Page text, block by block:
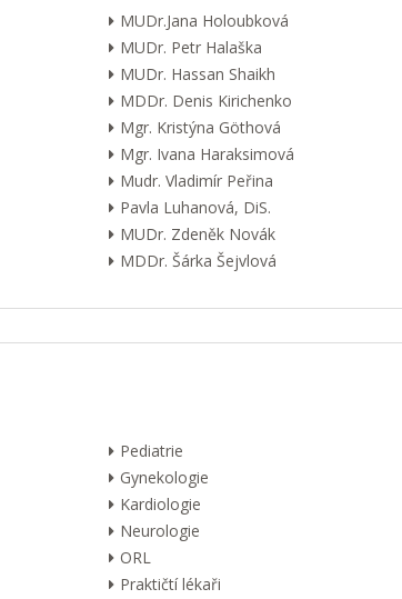
MUDr.Jana Holoubková
MUDr. Petr Halaška
MUDr. Hassan Shaikh
MDDr. Denis Kirichenko
Mgr. Kristýna Göthová
Mgr. Ivana Haraksimová
Mudr. Vladimír Peřina
Pavla Luhanová, DiS.
MUDr. Zdeněk Novák
MDDr. Šárka Šejvlová
Pediatrie
Gynekologie
Kardiologie
Neurologie
ORL
Praktičtí lékaři